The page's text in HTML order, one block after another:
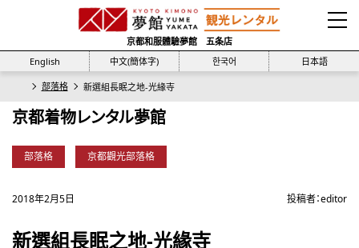
京都和服體驗夢館 五条店
English
中文(簡体字) 한국어 日本語
部落格 新選組長眠之地-光緣寺
京都着物レンタル夢館
部落格 京都觀光部落格
2018年2月5日 投稿者：editor
新選組長眠之地-光緣寺